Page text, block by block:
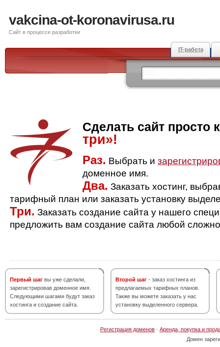
vakcina-ot-koronavirusa.ru
Сайт в процессе разработки
IT-работа
Сделать сайт просто
три»!
Раз. Выбрать и
доменное имя.
Два. Заказать хостинг,
тарифный план или заказать установку
Три. Заказать создание сайта у нашего
предложить вам создание сайта любой
Первый шаг вы уже сделали,
зарегистрировав доменное имя.
Следующими шагами будут заказ
хостинга и создание сайта.
Второй шаг - заказ хостинга из
предлагаемых тарифных планов.
Также вы можете заказать у нас
установку выделенного сервера.
Регистрация доменов · Аренда, покупка и
Домен